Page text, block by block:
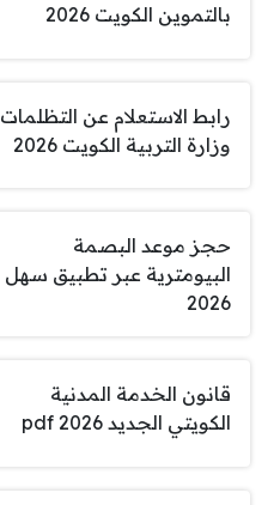
بالتموين الكويت 2026
رابط الاستعلام عن التظلمات
وزارة التربية الكويت 2026
حجز موعد البصمة
البيومترية عبر تطبيق سهل
2026
قانون الخدمة المدنية
الكويتي الجديد pdf 2026